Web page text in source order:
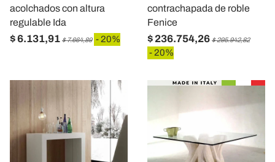
acolchados con altura
regulable Ida
$ 6.131,91 $ 7.664,89 - 20%
contrachapada de roble
Fenice
$ 236.754,26 $ 295.942,82
- 20%